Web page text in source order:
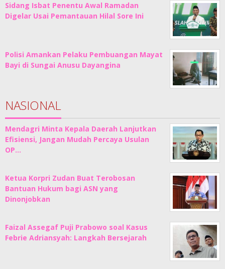
Sidang Isbat Penentu Awal Ramadan
Digelar Usai Pemantauan Hilal Sore Ini
Polisi Amankan Pelaku Pembuangan Mayat
Bayi di Sungai Anusu Dayangina
NASIONAL
Mendagri Minta Kepala Daerah Lanjutkan
Efisiensi, Jangan Mudah Percaya Usulan
OP…
Ketua Korpri Zudan Buat Terobosan
Bantuan Hukum bagi ASN yang
Dinonjobkan
Faizal Assegaf Puji Prabowo soal Kasus
Febrie Adriansyah: Langkah Bersejarah